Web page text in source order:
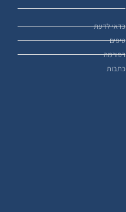
כדאי לדעת
טיפים
רפורמה
כתבות